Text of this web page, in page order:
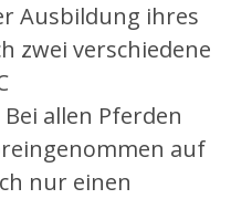
Ausbildung ihres
zwei verschiedene
allen Pferden
auf
nur einen